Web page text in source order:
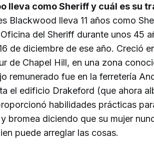
lleva como Sheriff y cuál es su
Blackwood lleva 11 años como
del Sheriff durante unos 45
de diciembre de ese año. Creció
de Chapel Hill, en una zona
remunerado fue en la ferretería
el edificio Drakeford (que ahora
habilidades prácticas
bromea diciendo que su mujer
puede arreglar las cosas.